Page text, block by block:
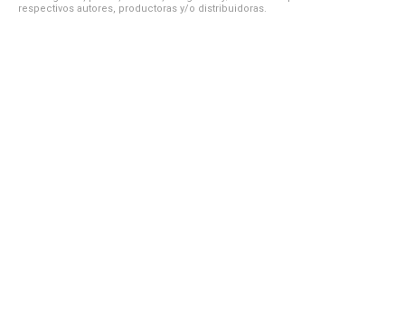
respectivos autores, productoras y/o distribuidoras.